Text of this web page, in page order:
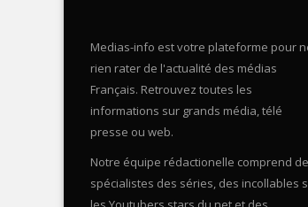
Medias-info est votre plateforme pour ne
rien rater de l'actualité des médias
Français. Retrouvez toutes les
presse ou web.
Notre équipe rédactionelle comprend des